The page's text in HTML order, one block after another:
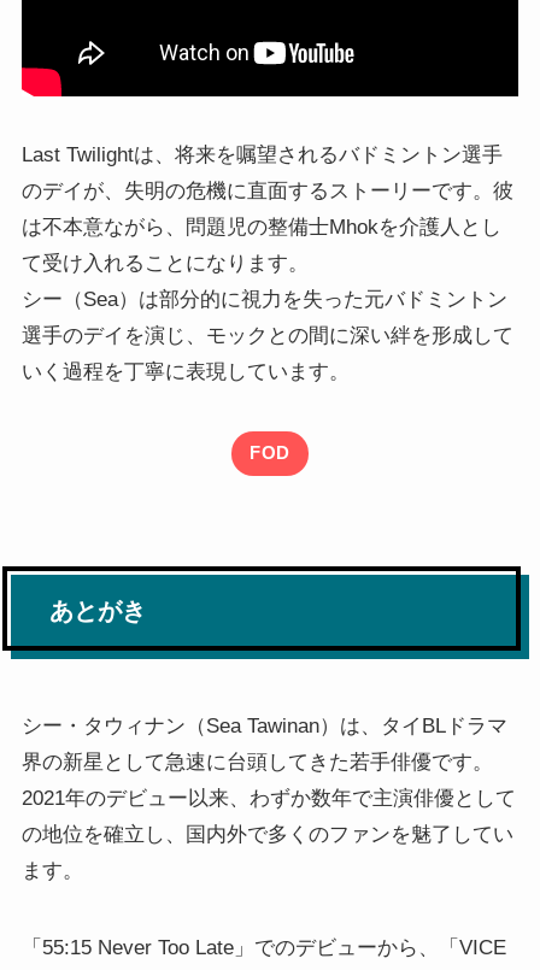
Last Twilightは、将来を嘱望されるバドミントン選手
のデイが、失明の危機に直面するストーリーです。彼
は不本意ながら、問題児の整備士Mhokを介護人とし
て受け入れることになります。
シー（Sea）は部分的に視力を失った元バドミントン
選手のデイを演じ、モックとの間に深い絆を形成して
いく過程を丁寧に表現しています。
FOD
あとがき
シー・タウィナン（Sea Tawinan）は、タイBLドラマ
界の新星として急速に台頭してきた若手俳優です。
2021年のデビュー以来、わずか数年で主演俳優として
の地位を確立し、国内外で多くのファンを魅了してい
ます。
「55:15 Never Too Late」でのデビューから、「VICE